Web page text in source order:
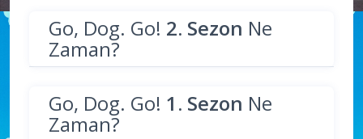
Go, Dog. Go! 2. Sezon Ne
Zaman?
Go, Dog. Go! 1. Sezon Ne
Zaman?